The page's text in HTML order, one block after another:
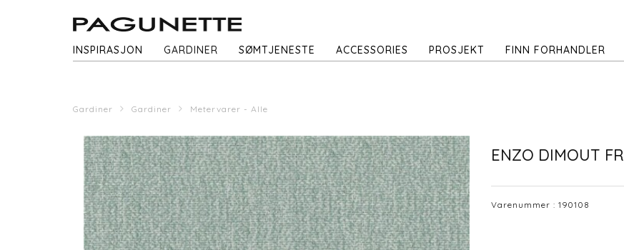
INSPIRASJON GARDINER SØMTJENESTE ACCESSORIES PROSJEKT FINN FORHANDLER
Gardiner Gardiner Metervarer - Alle
ENZO DIMOUT FR
Varenummer : 190108